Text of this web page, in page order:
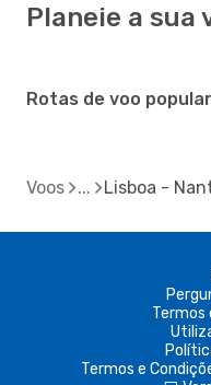
Planeie a sua
Rotas de voo
Voos Lisboa -
Termos
Termos e